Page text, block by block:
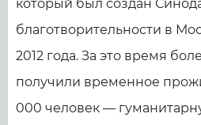
который был создан
благотворительности в
2012 года. За это время
получили временное
000 человек —